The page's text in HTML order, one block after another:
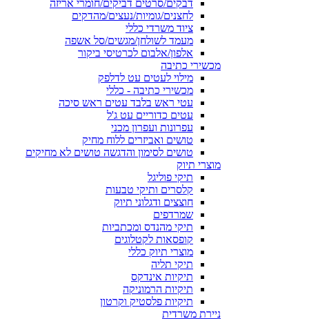
דבקים/סרטים דביקים/חומרי אריזה
לחצנים/גומיות/נעצים/מהדקים
ציוד משרדי כללי
מעמד לשולחן/מגשים/סל אשפה
אלפון/אלבום לכרטיסי ביקור
מכשירי כתיבה
מילוי לעטים עט לדלפק
מכשירי כתיבה - כללי
עטי ראש בלבד עטים ראש סיכה
עטים כדוריים עט ג'ל
עפרונות ועפרון מכני
טושים ואביזרים ללוח מחיק
טושים לסימון והדגשה טושים לא מחיקים
מוצרי תיוק
תיקי פוליגל
קלסרים ותיקי טבעות
חוצצים ודגלוני תיוק
שמרדפים
תיקי מהנדס ומכתביות
קופסאות לקטלוגים
מוצרי תיוק כללי
תיקי תליה
תיקיות אינדקס
תיקיות הרמוניקה
תיקיות פלסטיק וקרטון
ניירת משרדית